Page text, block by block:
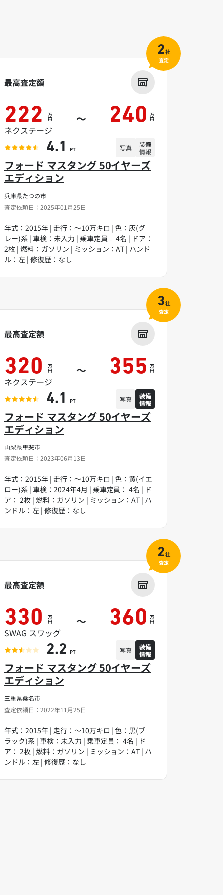
兵庫県たつの市
査定依頼日：2025年01月25日
フォード マスタング 50イヤーズ
エディション
年式：2015年 | 走行：～10万キロ | 色：灰(グ
レー)系 | 車検：未入力 | 乗車定員： 4名 | ドア：
2枚 | 燃料：ガソリン | ミッション：AT | ハンド
ル：左 | 修復歴：なし
最高査定額
222 万
円 ～ 240 万
円
ネクステージ
4.1 PT 写真
装備
情報
2社
査定
山梨県甲斐市
査定依頼日：2023年06月13日
フォード マスタング 50イヤーズ
エディション
年式：2015年 | 走行：～10万キロ | 色：黄(イエ
ロー)系 | 車検：2024年4月 | 乗車定員： 4名 | ド
ア： 2枚 | 燃料：ガソリン | ミッション：AT | ハ
ンドル：左 | 修復歴：なし
最高査定額
320 万
円 ～ 355 万
円
ネクステージ
4.1 PT 写真
装備
情報
3社
査定
三重県桑名市
査定依頼日：2022年11月25日
フォード マスタング 50イヤーズ
エディション
年式：2015年 | 走行：～10万キロ | 色：黒(ブ
ラック)系 | 車検：未入力 | 乗車定員： 4名 | ド
ア： 2枚 | 燃料：ガソリン | ミッション：AT | ハ
ンドル：左 | 修復歴：なし
最高査定額
330 万
円 ～ 360 万
円
SWAG スワッグ
2.2 PT 写真
装備
情報
2社
査定